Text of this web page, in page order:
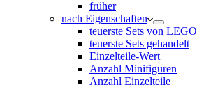
früher
nach Eigenschaften
teuerste Sets von LEGO
teuerste Sets gehandelt
Einzelteile-Wert
Anzahl Minifiguren
Anzahl Einzelteile